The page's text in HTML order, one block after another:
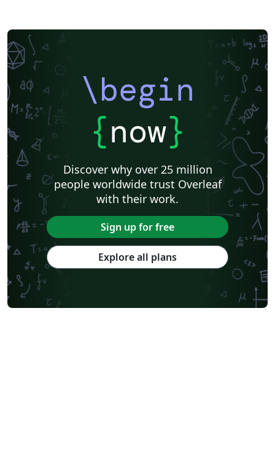
\begin
{now}
Discover why over 25 million
people worldwide trust Overleaf
with their work.
Sign up for free
Explore all plans